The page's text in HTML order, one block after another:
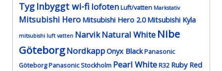
Tyg Inbyggt wi-fi lofotenLuft/vatten Markstativ
Mitsubishi Hero Mitsubishi Hero 2.0 Mitsubishi Kyla
mitsubishi luft vatten NarvikNatural White Nibe
GöteborgNordkappOnyx BlackPanasonic
GöteborgPanasonic Stockholm Pearl WhiteR32 Ruby Red